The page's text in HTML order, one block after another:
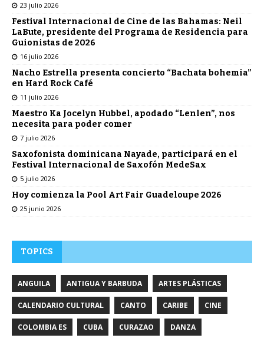
23 julio 2026
Festival Internacional de Cine de las Bahamas: Neil
LaBute, presidente del Programa de Residencia para
Guionistas de 2026
16 julio 2026
Nacho Estrella presenta concierto “Bachata bohemia”
en Hard Rock Café
11 julio 2026
Maestro Ka Jocelyn Hubbel, apodado “Lenlen”, nos
necesita para poder comer
7 julio 2026
Saxofonista dominicana Nayade, participará en el
Festival Internacional de Saxofón MedeSax
5 julio 2026
Hoy comienza la Pool Art Fair Guadeloupe 2026
25 junio 2026
TOPICS
ANGUILA ANTIGUA Y BARBUDA ARTES PLÁSTICAS
CALENDARIO CULTURAL CANTO CARIBE CINE
COLOMBIA ES CUBA CURAZAO DANZA